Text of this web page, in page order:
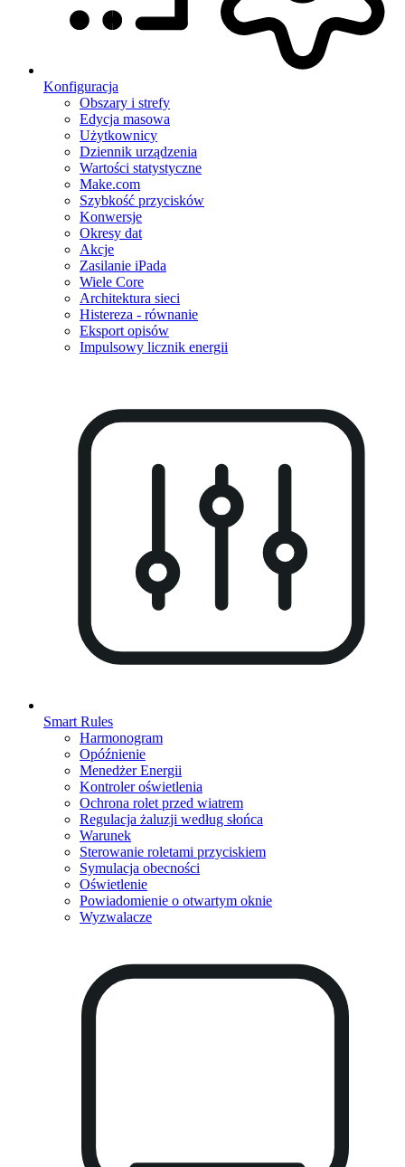
Konfiguracja
Obszary i strefy
Edycja masowa
Użytkownicy
Dziennik urządzenia
Wartości statystyczne
Make.com
Szybkość przycisków
Konwersje
Okresy dat
Akcje
Zasilanie iPada
Wiele Core
Architektura sieci
Histereza - równanie
Eksport opisów
Impulsowy licznik energii
Smart Rules
Harmonogram
Opóźnienie
Menedżer Energii
Kontroler oświetlenia
Ochrona rolet przed wiatrem
Regulacja żaluzji według słońca
Warunek
Sterowanie roletami przyciskiem
Symulacja obecności
Oświetlenie
Powiadomienie o otwartym oknie
Wyzwalacze